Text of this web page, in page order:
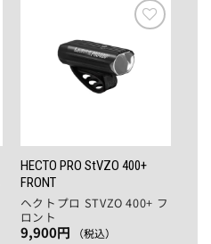
HECTO PRO StVZO 400+
FRONT
ヘクトプロ STVZO 400+ フ
ロント
9,900円 （税込）